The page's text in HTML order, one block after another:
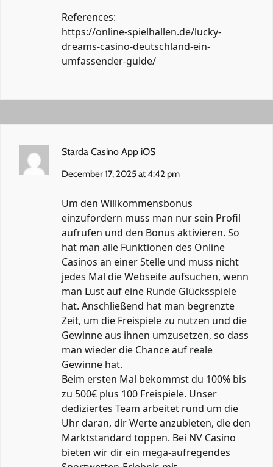
References:
https://online-spielhallen.de/lucky-
dreams-casino-deutschland-ein-
umfassender-guide/
Starda Casino App iOS
December 17, 2025 at 4:42 pm
Um den Willkommensbonus
einzufordern muss man nur sein Profil
aufrufen und den Bonus aktivieren. So
hat man alle Funktionen des Online
Casinos an einer Stelle und muss nicht
jedes Mal die Webseite aufsuchen, wenn
man Lust auf eine Runde Glücksspiele
hat. Anschließend hat man begrenzte
Zeit, um die Freispiele zu nutzen und die
Gewinne aus ihnen umzusetzen, so dass
man wieder die Chance auf reale
Gewinne hat.
Beim ersten Mal bekommst du 100% bis
zu 500€ plus 100 Freispiele. Unser
dediziertes Team arbeitet rund um die
Uhr daran, dir Werte anzubieten, die den
Marktstandard toppen. Bei NV Casino
bieten wir dir ein mega-aufregendes